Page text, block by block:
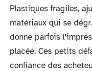
Plastiques fragiles,
matériaux qui se
donne parfois
placée. Ces petits
confiance des